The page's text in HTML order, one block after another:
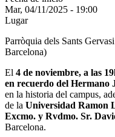
Mar, 04/11/2025 - 19:00
Lugar
Parròquia dels Sants
Barcelona)
El 4 de noviembre, a las
en recuerdo del Hermano
en la historia del campus,
de la Universidad Ramon
Excmo. y Rvdmo. Sr.
Barcelona.